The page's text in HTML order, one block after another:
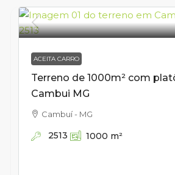
ACEITA CARRO
Terreno de 1000m² com
Cambui MG
Cambuí - MG
2513 1000 m²